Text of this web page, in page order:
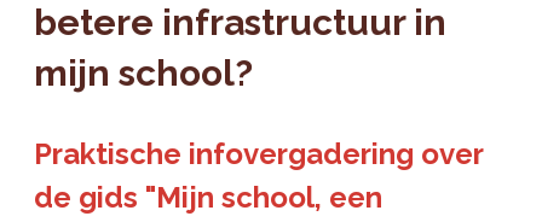
betere infrastructuur in
mijn school?
Praktische infovergadering over
de gids "Mijn school, een